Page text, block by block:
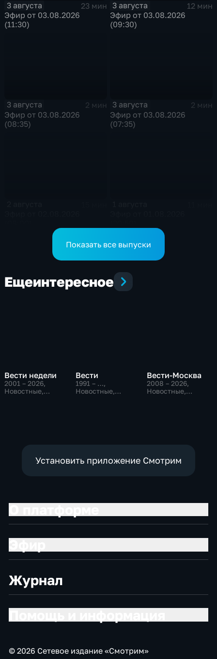
3 августа
23 мин
Эфир от 03.08.2026
(11:30)
3 августа
12 мин
Эфир от 03.08.2026
(09:30)
3 августа
2 мин
Эфир от 03.08.2026
(08:35)
3 августа
2 мин
Эфир от 03.08.2026
(07:35)
Показать все выпуски
Ещеинтересное
Вести недели
2001 – 2026,
Новостные,
Вести
1991 – …,
Новостные,
Вести-Москва
2008 – 2026,
Новостные,
Установить приложение Смотрим
Журнал
© 2026 Сетевое издание «Смотрим»